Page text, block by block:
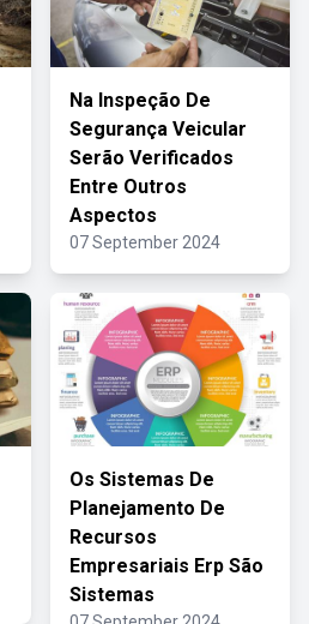
Na Inspeção De
Segurança Veicular
Serão Verificados
Entre Outros
Aspectos
07 September 2024
Os Sistemas De
Planejamento De
Recursos
Empresariais Erp São
Sistemas